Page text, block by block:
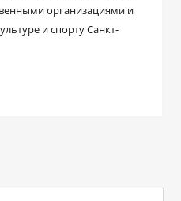
организациями и
и спорту Санкт-